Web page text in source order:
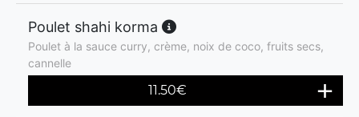
Poulet shahi korma
Poulet à la sauce curry, crème, noix de coco, fruits secs,
cannelle
11.50€